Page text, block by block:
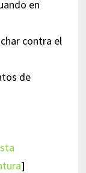
en
contra el
de
]